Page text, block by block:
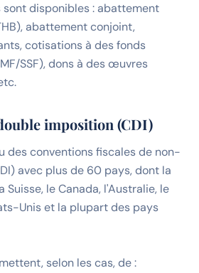
sont disponibles : abattement
abattement conjoint,
cotisations à des fonds
SSF), dons à des œuvres
imposition (CDI)
des conventions fiscales de non-
avec plus de 60 pays, dont la
Suisse, le Canada, l'Australie, le
Unis et la plupart des pays
selon les cas, de :